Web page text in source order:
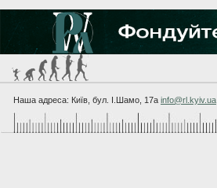
Наша адреса: Київ, бул. I.Шамо, 17а info@rl.kyiv.ua